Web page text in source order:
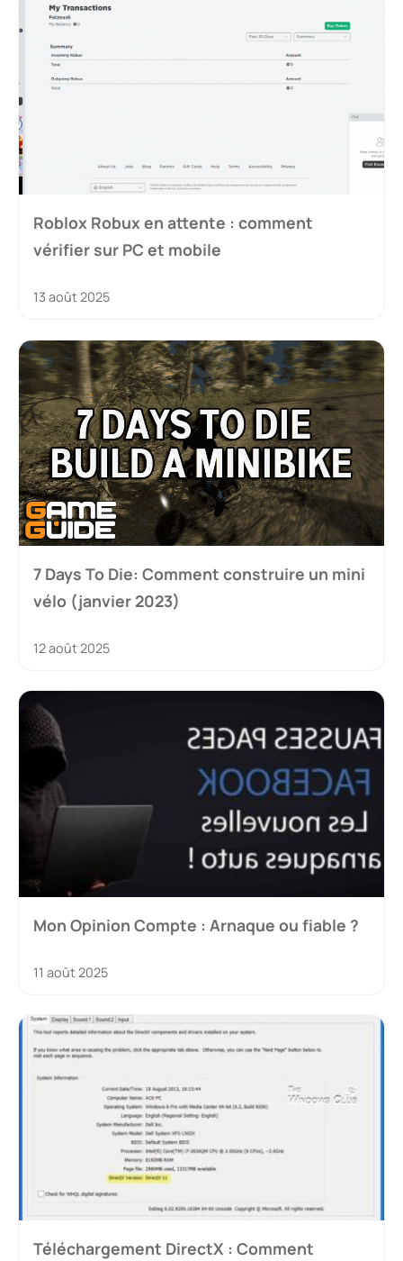
Roblox Robux en attente : comment
vérifier sur PC et mobile
13 août 2025
7 Days To Die: Comment construire un mini
vélo (janvier 2023)
12 août 2025
Mon Opinion Compte : Arnaque ou fiable ?
11 août 2025
Téléchargement DirectX : Comment